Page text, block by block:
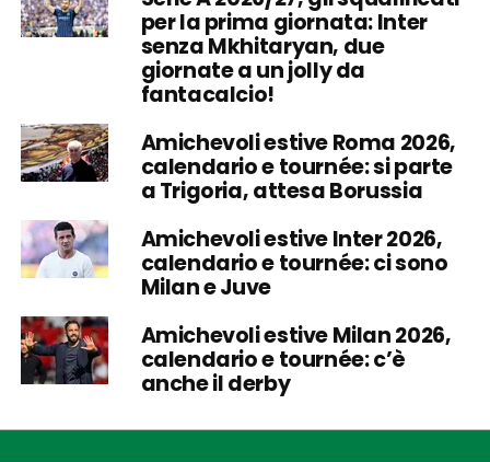
per la prima giornata: Inter
senza Mkhitaryan, due
giornate a un jolly da
fantacalcio!
Amichevoli estive Roma 2026,
calendario e tournée: si parte
a Trigoria, attesa Borussia
Amichevoli estive Inter 2026,
calendario e tournée: ci sono
Milan e Juve
Amichevoli estive Milan 2026,
calendario e tournée: c’è
anche il derby